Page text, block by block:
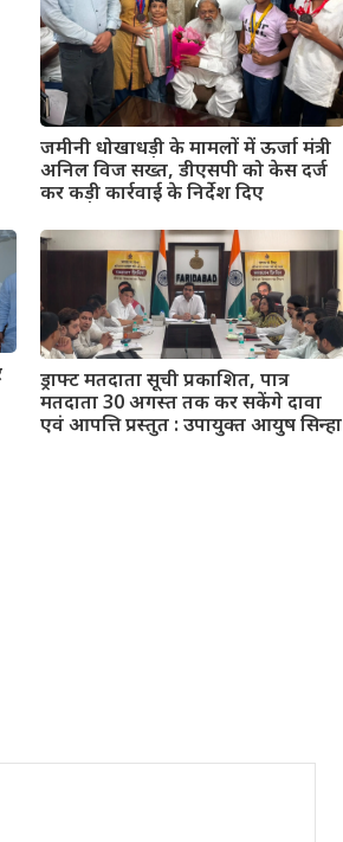
जमीनी धोखाधड़ी के मामलों में ऊर्जा मंत्री
अनिल विज सख्त, डीएसपी को केस दर्ज
कर कड़ी कार्रवाई के निर्देश दिए
ड्राफ्ट मतदाता सूची प्रकाशित, पात्र
मतदाता 30 अगस्त तक कर सकेंगे दावा
एवं आपत्ति प्रस्तुत : उपायुक्त आयुष सिन्हा